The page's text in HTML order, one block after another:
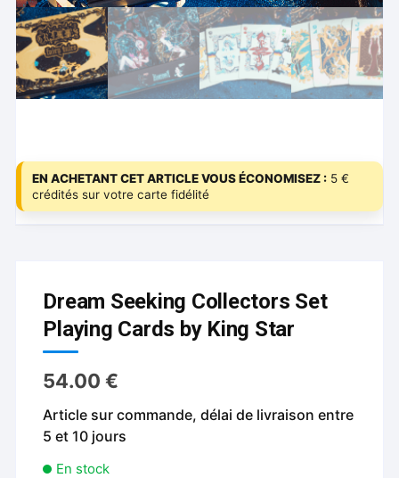
EN ACHETANT CET ARTICLE VOUS ÉCONOMISEZ : 5 €
crédités sur votre carte fidélité
Dream Seeking Collectors Set
Playing Cards by King Star
54.00€
Article sur commande, délai de livraison entre
5 et 10 jours
En stock